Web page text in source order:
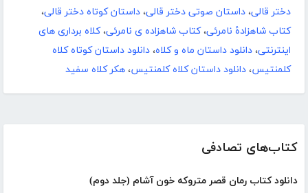
کتاب‌های تصادفی
دانلود کتاب رمان قصر متروکه خون آشام (جلد دوم)
دختر قالی، داستان صوتی دختر قالی، داستان کوتاه دختر قالی،
کتاب شاهزادۀ نامرئی،کتاب شاهزاده ی نامرئی،کلاه برداری های
اینترنتی، دانلود داستان ماه و کلاه، دانلود داستان کوتاه کلاه
کلمنتیس، دانلود داستان کلاه کلمنتیس، هکر کلاه سفید